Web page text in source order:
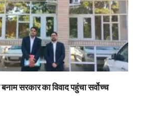
सरकार का विवाद पहुंचा सर्वोच्च